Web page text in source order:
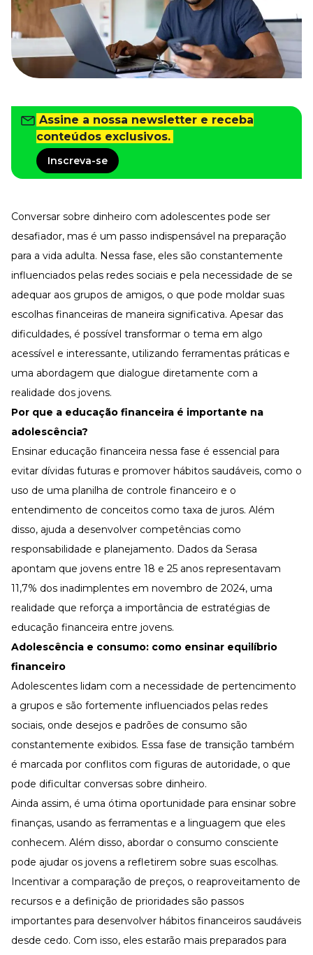
Tudo para facilitar a rotina
Imprensa
VR na Imprensa
Cursos
Todos os Cursos
Explore o nosso acervo
Departamento Pessoal
Para simplificar os processos
Eleve os resultados da organização
Gestão de Pessoas e Liderança
Recursos Humanos
Fortaleça a cultura organizacional
Treinamento de Produto
Desenvolva a sua equipe
Materiais Gratuitos
Materiais Gratuitos
Todos os Materiais Gratuitos
Confira nossos materiais
E-book
Ferramentas e Templates
Para agilizar o seu trabalho
Conteúdo prático e rápido
Kits
Lives
Newsletters
Assine a nossa newsletter e receba
conteúdos exclusivos.
Inscreva-se
Conversar sobre dinheiro com adolescentes pode ser
desafiador, mas é um passo indispensável na preparação
para a vida adulta. Nessa fase, eles são constantemente
influenciados pelas redes sociais e pela necessidade de se
adequar aos grupos de amigos, o que pode moldar suas
escolhas financeiras de maneira significativa. Apesar das
dificuldades, é possível transformar o tema em algo
acessível e interessante, utilizando ferramentas práticas e
uma abordagem que dialogue diretamente com a
realidade dos jovens.
Por que a educação financeira é importante na
adolescência?
Ensinar educação financeira nessa fase é essencial para
evitar dívidas futuras e promover hábitos saudáveis, como o
uso de uma planilha de controle financeiro e o
entendimento de conceitos como taxa de juros. Além
disso, ajuda a desenvolver competências como
responsabilidade e planejamento. Dados da Serasa
apontam que jovens entre 18 e 25 anos representavam
11,7% dos inadimplentes em novembro de 2024, uma
realidade que reforça a importância de estratégias de
educação financeira entre jovens.
Adolescência e consumo: como ensinar equilíbrio
financeiro
Adolescentes lidam com a necessidade de pertencimento
a grupos e são fortemente influenciados pelas redes
sociais, onde desejos e padrões de consumo são
constantemente exibidos. Essa fase de transição também
é marcada por conflitos com figuras de autoridade, o que
pode dificultar conversas sobre dinheiro.
Ainda assim, é uma ótima oportunidade para ensinar sobre
finanças, usando as ferramentas e a linguagem que eles
conhecem. Além disso, abordar o consumo consciente
pode ajudar os jovens a refletirem sobre suas escolhas.
Incentivar a comparação de preços, o reaproveitamento de
recursos e a definição de prioridades são passos
importantes para desenvolver hábitos financeiros saudáveis
desde cedo. Com isso, eles estarão mais preparados para